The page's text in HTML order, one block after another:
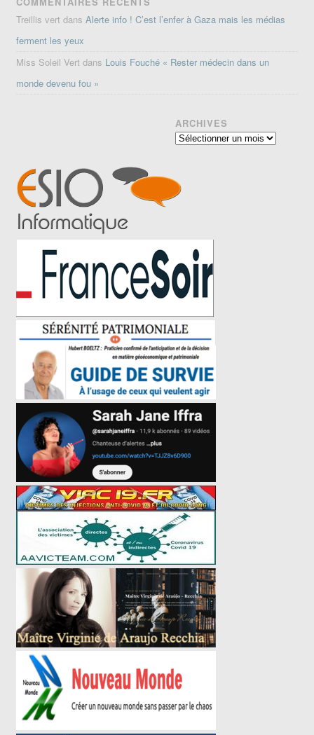
Treillis vert dansAlerte info ! C’est l’enfer à Gaza mais les médias
ferment les yeux
Miss Soleil Vert dans Louis Fouché « Rester médecin dans un
monde devenu fou »
ARCHIVES
Archives